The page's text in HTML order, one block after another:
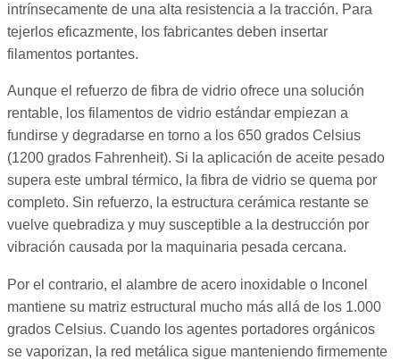
intrínsecamente de una alta resistencia a la tracción. Para
tejerlos eficazmente, los fabricantes deben insertar
filamentos portantes.
Aunque el refuerzo de fibra de vidrio ofrece una solución
rentable, los filamentos de vidrio estándar empiezan a
fundirse y degradarse en torno a los 650 grados Celsius
(1200 grados Fahrenheit). Si la aplicación de aceite pesado
supera este umbral térmico, la fibra de vidrio se quema por
completo. Sin refuerzo, la estructura cerámica restante se
vuelve quebradiza y muy susceptible a la destrucción por
vibración causada por la maquinaria pesada cercana.
Por el contrario, el alambre de acero inoxidable o Inconel
mantiene su matriz estructural mucho más allá de los 1.000
grados Celsius. Cuando los agentes portadores orgánicos
se vaporizan, la red metálica sigue manteniendo firmemente